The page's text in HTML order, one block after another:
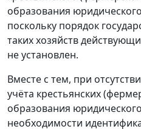
образования
поскольку порядок
таких хозяйств
не установлен.
Вместе с тем, при
учёта крестьянских
образования
необходимости